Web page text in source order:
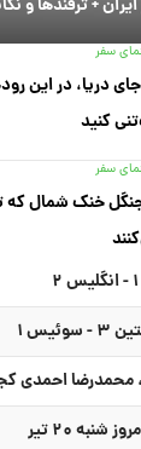
ایران + ترفندها و
سفر
دریا، در این
کنید
سفر
جنگل خنک شمال که
۱
محمدرضا احمدی
۲۰ تیر